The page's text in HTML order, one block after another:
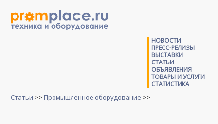
НОВОСТИ
ПРЕСС-РЕЛИЗЫ
ВЫСТАВКИ
СТАТЬИ
ОБЪЯВЛЕНИЯ
ТОВАРЫ И УСЛУГИ
СТАТИСТИКА
Статьи >> Промышленное оборудование >>